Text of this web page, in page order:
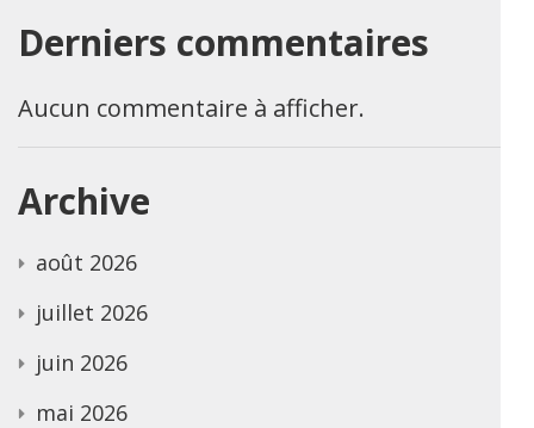
Derniers commentaires
Aucun commentaire à afficher.
Archive
août 2026
juillet 2026
juin 2026
mai 2026